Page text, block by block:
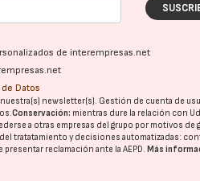
de interempresas.net
Datos
newsletter(s). Gestión de cuenta de
Conservación: mientras dure la relación con
a otras empresas del grupo por motivos de
tratatamiento y decisiones automatizadas:
presentar reclamación ante laAEPD.Más